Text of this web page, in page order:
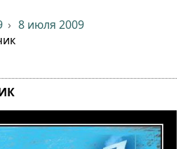
8 июля 2009